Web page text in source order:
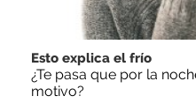
Esto explica el frío
¿Te pasa que por la
motivo?